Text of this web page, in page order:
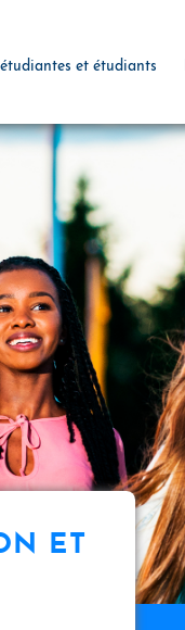
et étudiants
ET